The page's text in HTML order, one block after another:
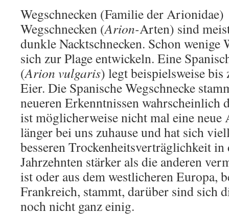
Wegschnecken (Familie der Arionidae)
Wegschnecken (Arion-Arten) sind
dunkle Nacktschnecken. Schon wenige
sich zur Plage entwickeln. Eine
(Arion vulgaris) legt beispielsweise
Eier. Die Spanische Wegschnecke
neueren Erkenntnissen wahrscheinlich
ist möglicherweise nicht mal eine neue
länger bei uns zuhause und hat sich
besseren Trockenheitsverträglichkeit in
Jahrzehnten stärker als die anderen
ist oder aus dem westlicheren Europa,
Frankreich, stammt, darüber sind sich
noch nicht ganz einig.